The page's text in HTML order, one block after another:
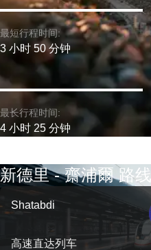
最短行程时间:
3 小时 50 分钟
最长行程时间:
4 小时 25 分钟
新德里 - 齋浦爾 路
Shatabdi
高速直达列车